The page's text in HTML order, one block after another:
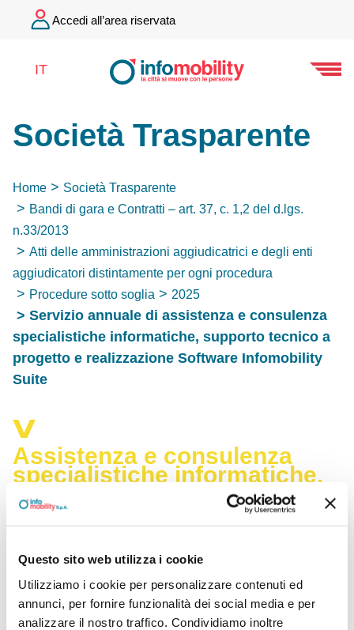
Questo sito web utilizza i cookie
Utilizziamo i cookie per personalizzare contenuti ed
annunci, per fornire funzionalità dei social media e per
analizzare il nostro traffico. Condividiamo inoltre
Accedi all’area riservata
IT
Società Trasparente
Home
Società Trasparente
Bandi di gara e Contratti – art. 37, c. 1,2 del d.lgs.
n.33/2013
Atti delle amministrazioni aggiudicatrici e degli enti
aggiudicatori distintamente per ogni procedura
Procedure sotto soglia
2025
Servizio annuale di assistenza e consulenza
specialistiche informatiche, supporto tecnico a
progetto e realizzazione Software Infomobility
Suite
Assistenza e consulenza
specialistiche informatiche,
supporto tecnico a progetto
e realizzazione Software
Infomobility Suite